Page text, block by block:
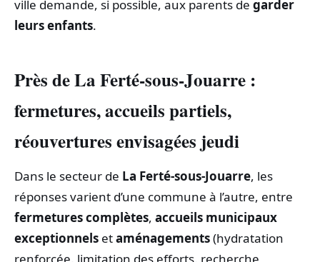
ville demande, si possible, aux parents de garder
leurs enfants.
Près de La Ferté-sous-Jouarre :
fermetures, accueils partiels,
réouvertures envisagées jeudi
Dans le secteur de La Ferté-sous-Jouarre, les
réponses varient d’une commune à l’autre, entre
fermetures complètes, accueils municipaux
exceptionnels etaménagements(hydratation
renforcée, limitation des efforts, recherche